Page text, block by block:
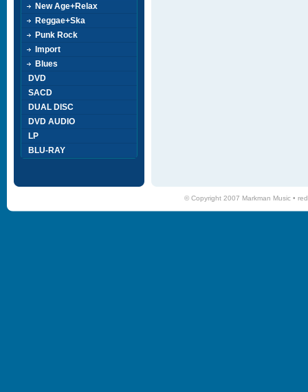
New Age+Relax
Reggae+Ska
Punk Rock
Import
Blues
DVD
SACD
DUAL DISC
DVD AUDIO
LP
BLU-RAY
© Copyright 2007 Markman Music •